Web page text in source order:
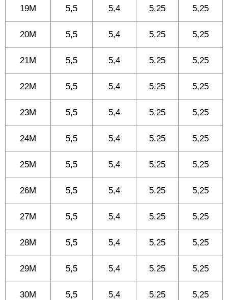
19M 5,5 5,4 5,25 5,25
20M 5,5 5,4 5,25 5,25
21M 5,5 5,4 5,25 5,25
22M 5,5 5,4 5,25 5,25
23M 5,5 5,4 5,25 5,25
24M 5,5 5,4 5,25 5,25
25M 5,5 5,4 5,25 5,25
26M 5,5 5,4 5,25 5,25
27M 5,5 5,4 5,25 5,25
28M 5,5 5,4 5,25 5,25
29M 5,5 5,4 5,25 5,25
30M 5,5 5,4 5,25 5,25